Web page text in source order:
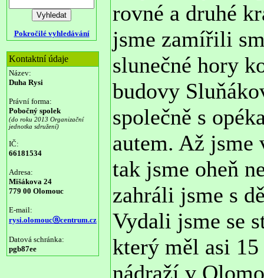
Pokročilé vyhledávání
Kontaktní údaje
Název:
Duha Rysi
Právní forma:
Pobočný spolek
(do roku 2013 Organizační
jednotka sdružení)
IČ:
66181534
Adresa:
Mišákova 24
779 00 Olomouc
E-mail:
rysi.olomoucⓐcentrum.cz
Datová schránka:
pgb87ee
rovné a druhé
jsme zamířili
slunečné hory
budovy
společně s
autem. Až jsme
tak jsme oheň
zahráli jsme s
Vydali jsme se
který měl asi
nádraží v